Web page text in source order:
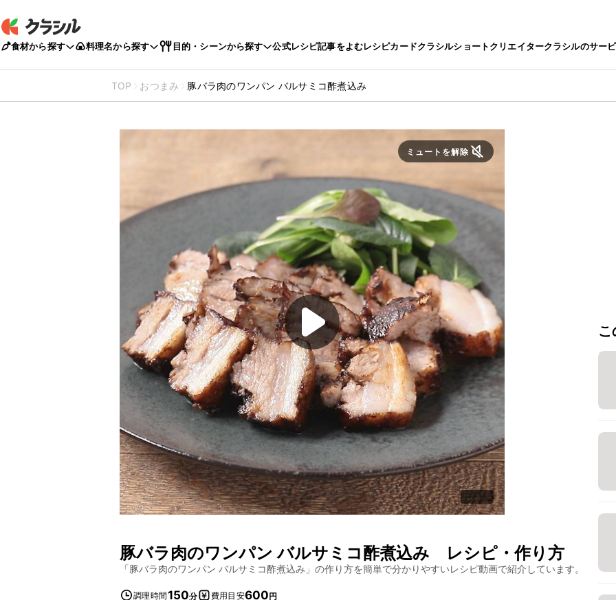
食材から探す 料理名から探す 目的・シーンから探す 公式レシピ記事をよむレシピカードクラシルショートクリエイタークラシルのサー
TOP おつまみ 豚バラ肉のワンパン バルサミコ酢煮込み
ミュートを解除
豚バラ肉のワンパン バルサミコ酢煮込み レシピ・作り方
「豚バラ肉のワンパン バルサミコ酢煮込み 」の作り方を簡単で分かりやすいレシピ動画で紹介しています。
調理時間150分 費用目安600円